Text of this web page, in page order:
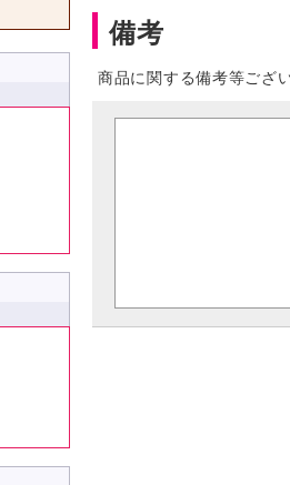
備考
商品に関する備考等ござ